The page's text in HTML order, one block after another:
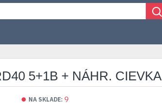
5+1B + NÁHR. CIEVKA
NA SKLADE: 9